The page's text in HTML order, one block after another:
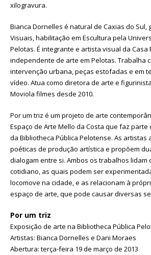
xilogravura.
Bianca Dornelles é natural de Caxias do Sul,
Visuais, habilitação em Escultura pela
Pelotas. É integrante e artista visual da Casa
independente de arte em Pelotas. Trabalha
intervenção urbana, peças estofadas e em
vídeo. Atua como diretora de arte e
Moviola filmes desde 2010.
Por um triz é um projeto de arte
Espaço de Arte Mello da Costa que faz parte
da Bibliotheca Pública Pelotense. As artistas
poéticas de produção artística e propõem
dialogam entre si. Ambos os trabalhos lidam
cotidiano, as quais podem ser
locomove na cidade, e as relacionam à
espaço de arte, que pode causar diversas
Por um triz
Exposição de arte na Bibliotheca Pública
Artistas: Bianca Dornelles e Dani Moraes
Abertura: terça-feira 19 de março de 2013